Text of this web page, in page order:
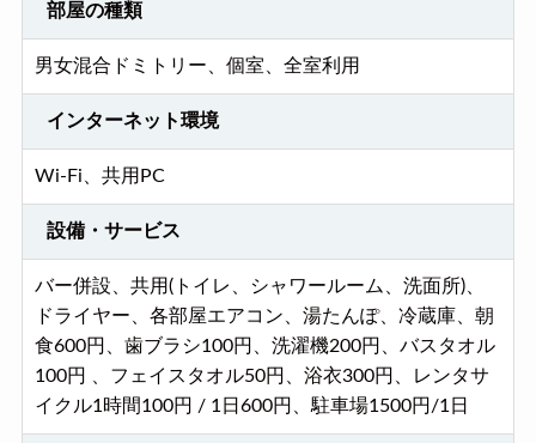
部屋の種類
男女混合ドミトリー、個室、全室利用
インターネット環境
Wi-Fi、共用PC
設備・サービス
バー併設、共用(トイレ、シャワールーム、洗面所)、
ドライヤー、各部屋エアコン、湯たんぽ、冷蔵庫、朝
食600円、歯ブラシ100円、洗濯機200円、バスタオル
100円 、フェイスタオル50円、浴衣300円、レンタサ
イクル1時間100円 / 1日600円、駐車場1500円/1日